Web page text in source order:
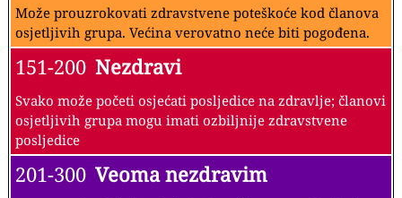
Može prouzrokovati zdravstvene poteškoće kod članova
osjetljivih grupa. Većina verovatno neće biti pogođena.
151-200 Nezdravi
Svako može početi osjećati posljedice na zdravlje; članovi
osjetljivih grupa mogu imati ozbiljnije zdravstvene
posljedice
201-300 Veoma nezdravim